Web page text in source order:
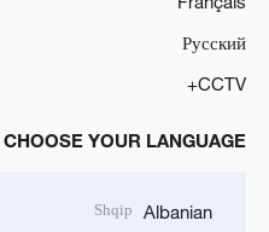
Русский
CCTV+
CHOOSE YOUR LANGUAGE
Albanian
Shqip